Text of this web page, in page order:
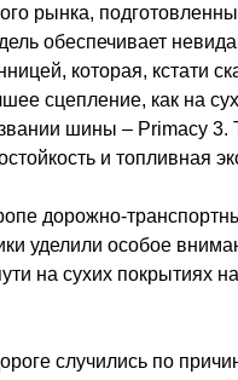
рынка,
обеспечивает
которая, кстати
сцепление, как на
шины – Primacy
и топливная
дорожно-
уделили особое
на сухих покрытиях
случились по